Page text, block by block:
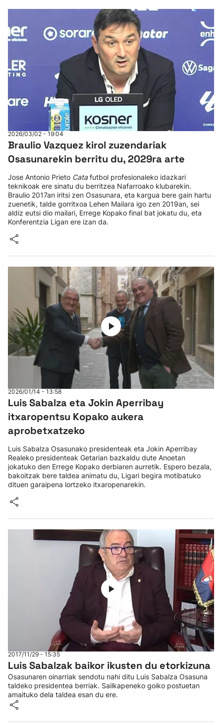
2026/03/02 - 19:04
Braulio Vazquez kirol zuzendariak
Osasunarekin berritu du, 2029ra arte
Jose Antonio Prieto Catafutbol profesionaleko idazkari
teknikoak ere sinatu du berritzea Nafarroako klubarekin.
Braulio 2017an iritsi zen Osasunara, eta kargua bere gain hartu
zuenetik, talde gorritxoa Lehen Mailara igo zen 2019an, sei
aldiz eutsi dio mailari, Errege Kopako final bat jokatu du, eta
Konferentzia Ligan ere izan da.
2026/01/14 - 13:58
Luis Sabalza eta Jokin Aperribay
itxaropentsu Kopako aukera
aprobetxatzeko
Luis Sabalza Osasunako presidenteak eta Jokin Aperribay
Realeko presidenteak Getarian bazkaldu dute Anoetan
jokatuko den Errege Kopako derbiaren aurretik. Espero bezala,
bakoitzak bere taldea animatu du, Ligari begira motibatuko
dituen garaipena lortzeko itxaropenarekin.
2017/11/29 - 15:35
Luis Sabalzak baikor ikusten du etorkizuna
Osasunaren oinarriak sendotu nahi ditu Luis Sabalza Osasuna
taldeko presidentea berriak. Sailkapeneko goiko postuetan
amaituko dela taldea esan du ere.